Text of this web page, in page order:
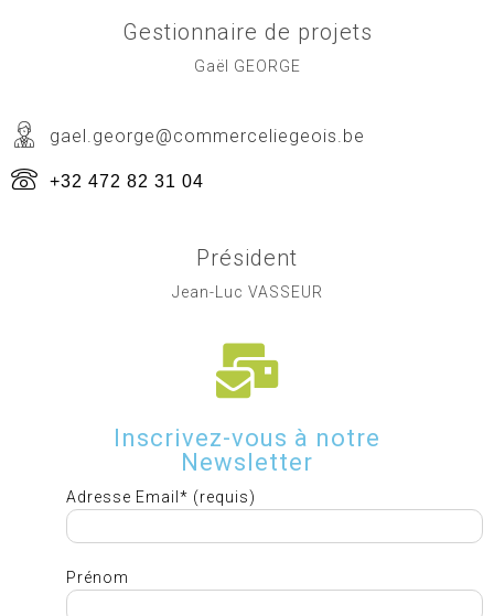
Gestionnaire de projets
Gaël GEORGE
gael.george@commerceliegeois.be
+32 472 82 31 04
Président
Jean-Luc VASSEUR
Inscrivez-vous à notre
Newsletter
Adresse Email* (requis)
Prénom